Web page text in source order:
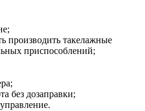
производить такелажные
приспособлений;
без дозаправки;